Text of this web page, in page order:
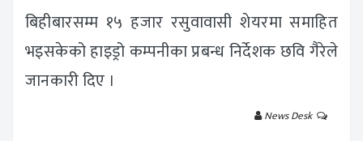
बिहीबारसम्म १५ हजार रसुवावासी शेयरमा समाहित
भइसकेको हाइड्रो कम्पनीका प्रबन्ध निर्देशक छवि गैरेले
जानकारी दिए ।
News Desk